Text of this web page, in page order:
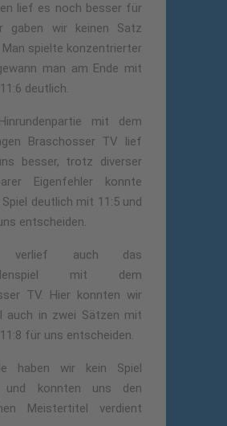
lief es noch besser für
gaben wir keinen Satz
Man spielte konzentrierter
man am Ende mit
deutlich.
mit dem
Braschosser TV lief
besser, trotz diverser
Eigenfehler konnte
deutlich mit 11:5 und
entscheiden.
verlief auch das
mit dem
TV. Hier konnten wir
auch in zwei Sätzen mit
für uns entscheiden.
haben wir kein Spiel
und konnten uns den
Meistertitel verdient